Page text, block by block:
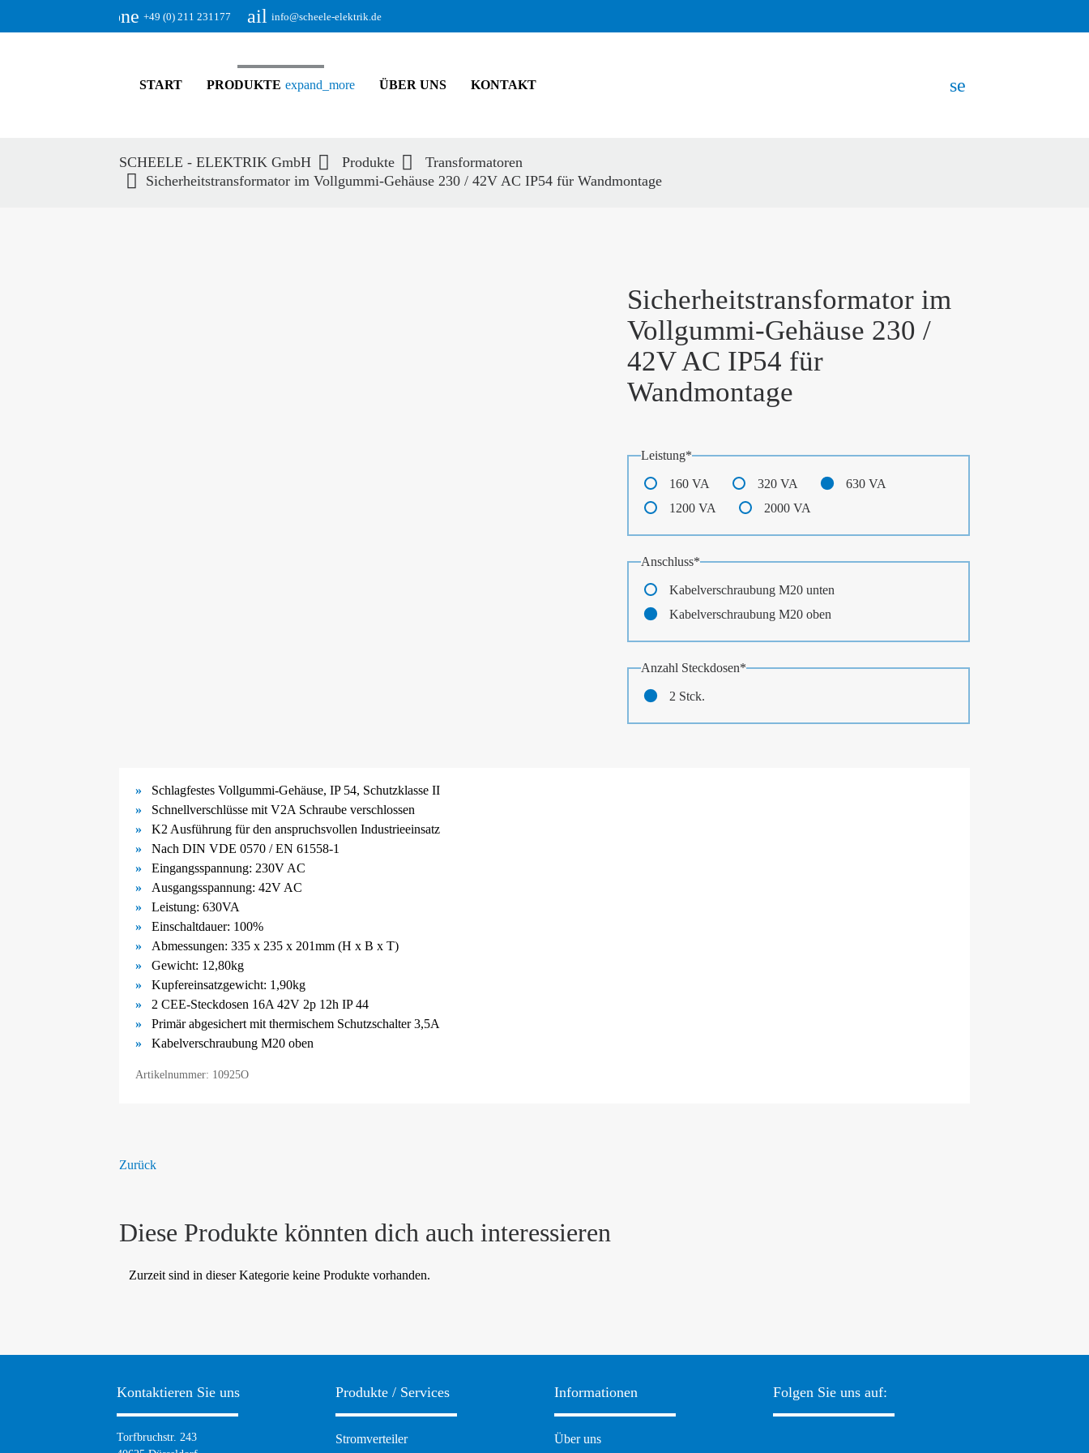
phone +49 (0) 211 231177email info@scheele-elektrik.de
START PRODUKTE expand_more ÜBER UNS KONTAKT search
Suchbegriffe
SCHEELE - ELEKTRIK GmbH Produkte
Transformatoren
Sicherheitstransformator im Vollgummi-Gehäuse 230 / 42V AC IP54 für Wandmontage
Sicherheitstransformator im
Vollgummi-Gehäuse 230 /
42V AC IP54 für
Wandmontage
Pflichtfeld
Leistung*
160 VA 320 VA
630 VA
1200 VA
2000 VA
Pflichtfeld
Anschluss*
Kabelverschraubung M20 unten
Kabelverschraubung M20 oben
Pflichtfeld
Anzahl Steckdosen*
2 Stck.
Schlagfestes Vollgummi-Gehäuse, IP 54, Schutzklasse II
Schnellverschlüsse mit V2A Schraube verschlossen
K2 Ausführung für den anspruchsvollen Industrieeinsatz
Nach DIN VDE 0570 / EN 61558-1
Eingangsspannung: 230V AC
Ausgangsspannung: 42V AC
Leistung: 630VA
Einschaltdauer: 100%
Abmessungen: 335 x 235 x 201mm (H x B x T)
Gewicht: 12,80kg
Kupfereinsatzgewicht: 1,90kg
2 CEE-Steckdosen 16A 42V 2p 12h IP 44
Primär abgesichert mit thermischem Schutzschalter 3,5A
Kabelverschraubung M20 oben
Artikelnummer: 10925O
Zurück
Diese Produkte könnten dich auch interessieren
Zurzeit sind in dieser Kategorie keine Produkte vorhanden.
Kontaktieren Sie uns
Torfbruchstr. 243
Produkte / Services
Navigation
überspringen
Stromverteiler
Informationen
Navigation
überspringen
Über uns
Folgen Sie uns auf: